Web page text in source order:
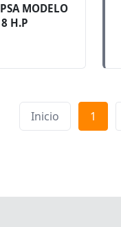
MODELO
H.P
Inicio 1